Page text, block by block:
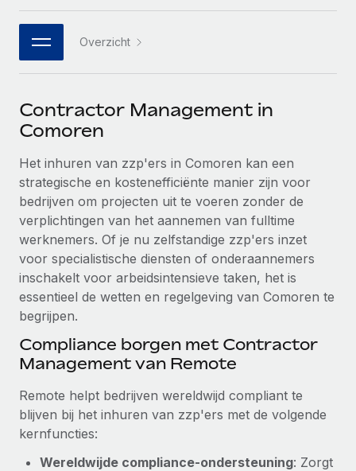
Integraties
Krijg hulp van global HR- en juridische experts
Achtergrondonderzoek
Vereenvoudig het screeningsproces van
kandidaten
Compliance Watchtower
Blijf compliance-risico's voor
Lever en track wereldwijd IT-middelen
Entiteiten oprichten
Stel snel compliant entiteiten op
Mobiliteit en overplaatsing
Plaats werknemers moeiteloos over
WERK MET ONS SAMEN
Strategische technologiepartners
Een partner worden
Ontdek hoe je met ons kunt samenwerken
Integraties en advies over AI-automatiseringen
CASESTUDY'S
Webinars
Newsroom
Inzichtencentrum
Support
Alle bronnen bekijken
BLOG
Global Payroll
EOR en PEO
Contractor Management
Belastingen
Naar de blog
日本語
한국어
Overzicht
Contractor Management in
Comoren
Het inhuren van zzp'ers in Comoren kan een
strategische en kostenefficiënte manier zijn voor
bedrijven om projecten uit te voeren zonder de
verplichtingen van het aannemen van fulltime
werknemers. Of je nu zelfstandige zzp'ers inzet
voor specialistische diensten of onderaannemers
inschakelt voor arbeidsintensieve taken, het is
essentieel de wetten en regelgeving van Comoren te
begrijpen.
Compliance borgen met Contractor
Management van Remote
Remote helpt bedrijven wereldwijd compliant te
blijven bij het inhuren van zzp'ers met de volgende
kernfuncties:
Wereldwijde compliance-ondersteuning: Zorgt